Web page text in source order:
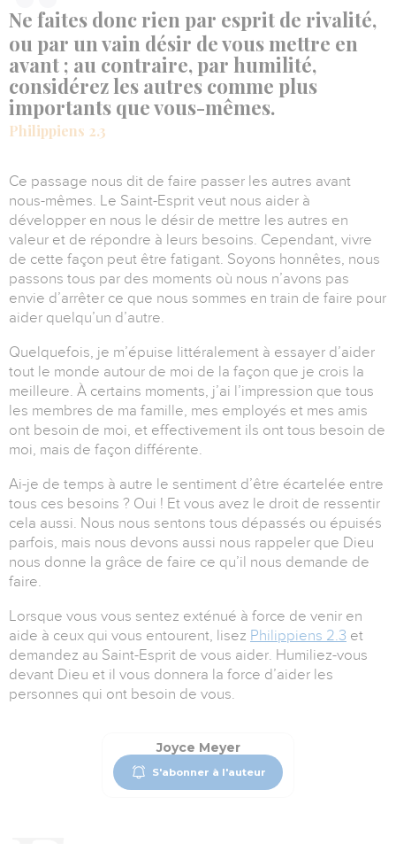
Ne faites donc rien par esprit de rivalité,
ou par un vain désir de vous mettre en
avant ; au contraire, par humilité,
considérez les autres comme plus
importants que vous-mêmes.
Philippiens 2.3
Ce passage nous dit de faire passer les autres avant
nous-mêmes. Le Saint-Esprit veut nous aider à
développer en nous le désir de mettre les autres en
valeur et de répondre à leurs besoins. Cependant, vivre
de cette façon peut être fatigant. Soyons honnêtes, nous
passons tous par des moments où nous n’avons pas
envie d’arrêter ce que nous sommes en train de faire pour
aider quelqu’un d’autre.
Quelquefois, je m’épuise littéralement à essayer d’aider
tout le monde autour de moi de la façon que je crois la
meilleure. À certains moments, j’ai l’impression que tous
les membres de ma famille, mes employés et mes amis
ont besoin de moi, et effectivement ils ont tous besoin de
moi, mais de façon différente.
Ai-je de temps à autre le sentiment d’être écartelée entre
tous ces besoins ? Oui ! Et vous avez le droit de ressentir
cela aussi. Nous nous sentons tous dépassés ou épuisés
parfois, mais nous devons aussi nous rappeler que Dieu
nous donne la grâce de faire ce qu’il nous demande de
faire.
Lorsque vous vous sentez exténué à force de venir en
aide à ceux qui vous entourent, lisez Philippiens 2.3 et
demandez au Saint-Esprit de vous aider. Humiliez-vous
devant Dieu et il vous donnera la force d’aider les
personnes qui ont besoin de vous.
Joyce Meyer
S'abonner à l'auteur